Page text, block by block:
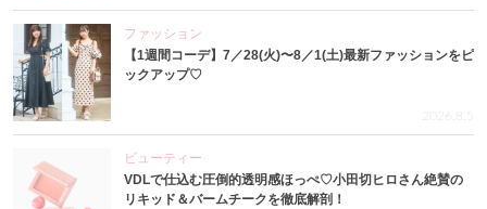
ファッション
【1週間コーデ】7／28(火)〜8／1(土)最新ファッションをピ
ックアップ♡
2026.8.5
ビューティー
VDLで仕込む圧倒的透明感ほっぺ♡小田切ヒロさん絶賛の
リキッド＆バームチークを徹底解剖！